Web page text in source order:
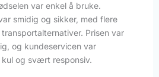
var enkel å bruke.
smidig og sikker, med flere
Prisen var
og kundeservicen var
kul og svært responsiv.